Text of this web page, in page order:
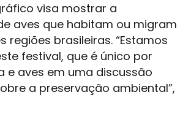
visa mostrar a
aves que habitam ou migram
regiões brasileiras. “Estamos
festival, que é único por
e aves em uma discussão
a preservação ambiental”,